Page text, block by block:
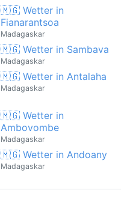
🇲🇬 Wetter in
Fianarantsoa
Madagaskar
🇲🇬 Wetter in Sambava
Madagaskar
🇲🇬 Wetter in Antalaha
Madagaskar
🇲🇬 Wetter in
Ambovombe
Madagaskar
🇲🇬 Wetter in Andoany
Madagaskar